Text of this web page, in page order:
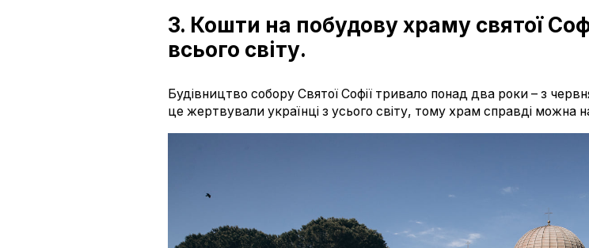
3. Кошти на побудову храму святої
всього світу.
Будівництво собору Святої Софії тривало понад два роки – з
це жертвували українці з усього світу, тому храм справді можна